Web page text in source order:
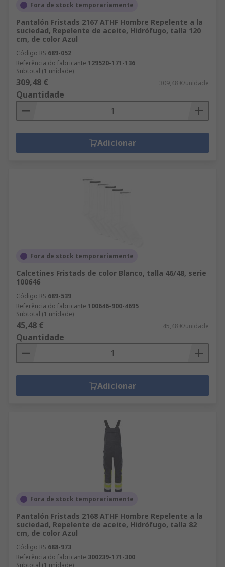
Fora de stock temporariamente
Pantalón Fristads 2167 ATHF Hombre Repelente a la
suciedad, Repelente de aceite, Hidrófugo, talla 120
cm, de color Azul
Código RS 689-052
Referência do fabricante 129520-171-136
Subtotal (1 unidade)
309,48 € 309,48 €/unidade
Quantidade
Adicionar
Fora de stock temporariamente
Calcetines Fristads de color Blanco, talla 46/48, serie
100646
Código RS 689-539
Referência do fabricante 100646-900-4695
Subtotal (1 unidade)
45,48 € 45,48 €/unidade
Quantidade
Adicionar
Fora de stock temporariamente
Pantalón Fristads 2168 ATHF Hombre Repelente a la
suciedad, Repelente de aceite, Hidrófugo, talla 82
cm, de color Azul
Código RS 688-973
Referência do fabricante 300239-171-300
Subtotal (1 unidade)